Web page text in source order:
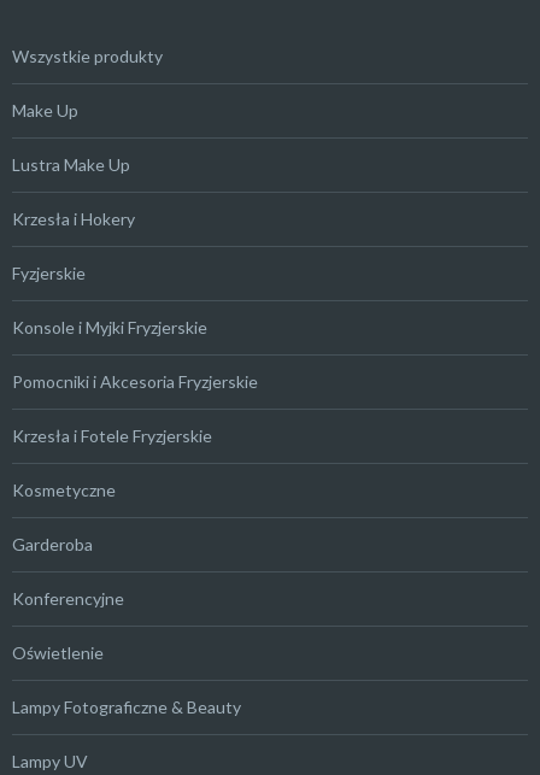
Wszystkie produkty
Make Up
Lustra Make Up
Krzesła i Hokery
Fyzjerskie
Konsole i Myjki Fryzjerskie
Pomocniki i Akcesoria Fryzjerskie
Krzesła i Fotele Fryzjerskie
Kosmetyczne
Garderoba
Konferencyjne
Oświetlenie
Lampy Fotograficzne & Beauty
Lampy UV